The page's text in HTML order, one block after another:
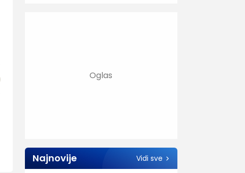
Najnovije Vidi sve